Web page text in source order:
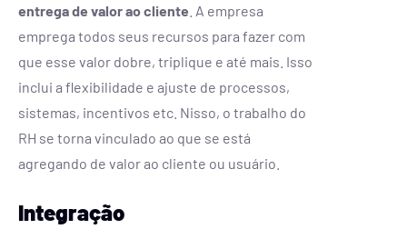
entrega de valor ao cliente . A empresa
emprega todos seus recursos para fazer com
que esse valor dobre, triplique e até mais. Isso
inclui a flexibilidade e ajuste de processos,
sistemas, incentivos etc. Nisso, o trabalho do
RH se torna vinculado ao que se está
agregando de valor ao cliente ou usuário.
Integração